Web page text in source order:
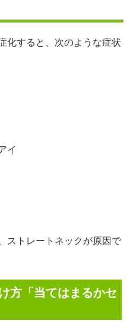
化すると、次のような症状
イ
ストレートネックが原因で
方「当てはまるかセ